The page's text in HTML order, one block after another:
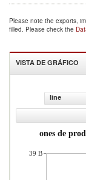
Please note the exports,
filled. Please check the
VISTA DE GRÁFICO
line
Exportaciones de
39 B